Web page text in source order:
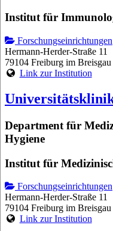
Institut für
Forschungseinrichtungen
Hermann-Herder-Straße 11
79104 Freiburg im Breisgau
Link zur Institution
Department für
Hygiene
Institut für
Forschungseinrichtungen
Hermann-Herder-Straße 11
79104 Freiburg im Breisgau
Link zur Institution